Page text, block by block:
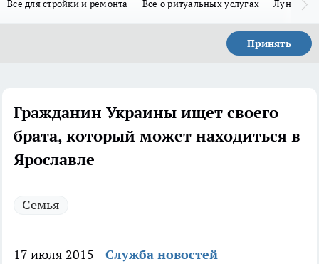
Все для стройки и ремонта Все о ритуальных услугах Лунно-
Принять
Гражданин Украины ищет своего
брата, который может находиться в
Ярославле
Семья
17 июля 2015
Служба новостей